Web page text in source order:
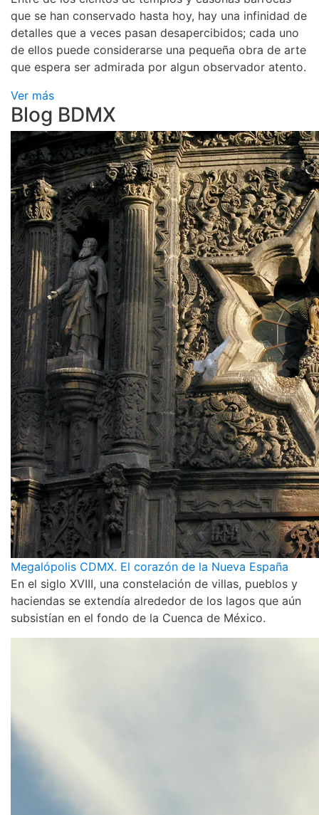
que se han conservado hasta hoy, hay una infinidad de
detalles que a veces pasan desapercibidos; cada uno
de ellos puede considerarse una pequeña obra de arte
que espera ser admirada por algun observador atento.
Ver más
Blog BDMX
Megalópolis CDMX. El corazón de la Nueva España
En el siglo XVIII, una constelación de villas, pueblos y
haciendas se extendía alrededor de los lagos que aún
subsistían en el fondo de la Cuenca de México.